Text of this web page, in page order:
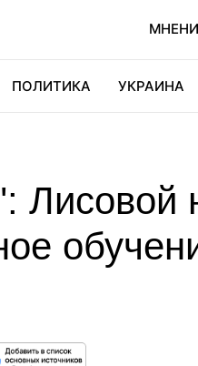
ПОЛИТИКА УКРАИНА